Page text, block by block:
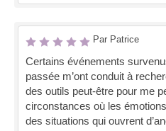
Par Patrice
Certains événements
passée m’ont conduit à
des outils peut-être pour me
circonstances où les
des situations qui ouvrent